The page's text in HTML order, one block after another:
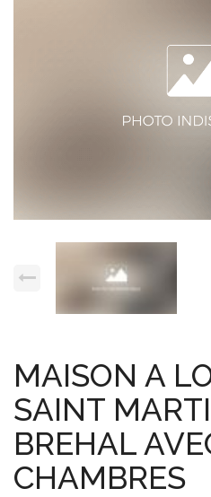
MAISON A
SAINT
BREHAL
CHAMBRES